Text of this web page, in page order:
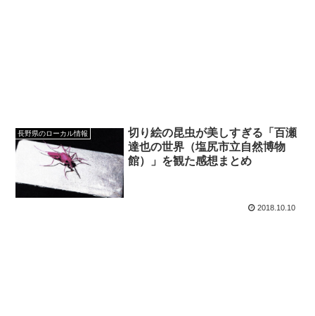
長野県のローカル情報
切り絵の昆虫が美しすぎる「百瀬
達也の世界（塩尻市立自然博物
館）」を観た感想まとめ
2018.10.10